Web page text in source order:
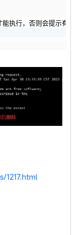
执行，否则会提示有相
1217.html